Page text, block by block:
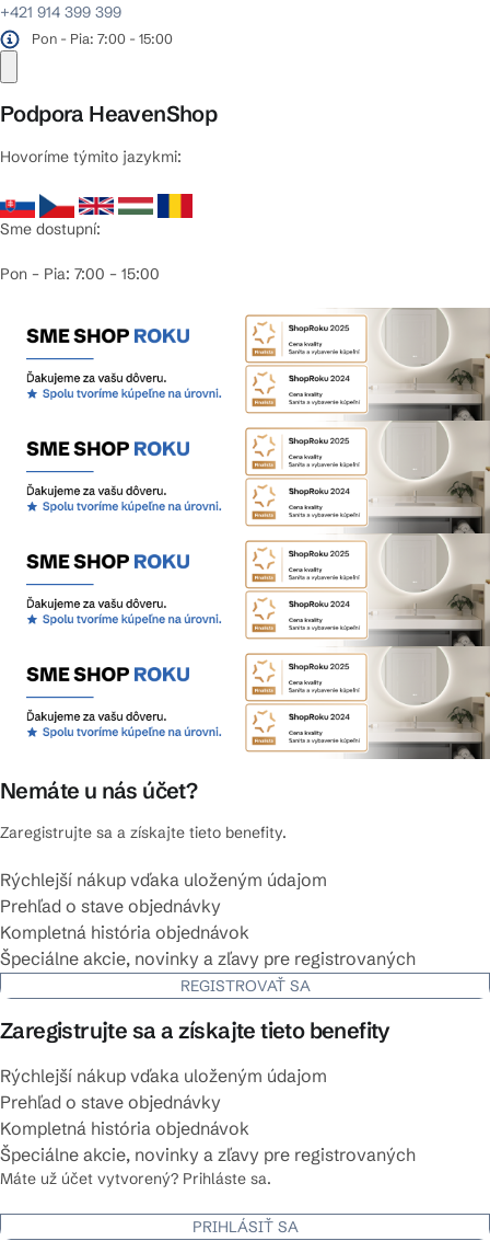
+421 914 399 399
Pon - Pia: 7:00 - 15:00
Podpora HeavenShop
Hovoríme týmito jazykmi:
Sme dostupní:
Pon – Pia: 7:00 – 15:00
Nemáte u nás účet?
Zaregistrujte sa a získajte tieto benefity.
Rýchlejší nákup vďaka uloženým údajom
Prehľad o stave objednávky
Kompletná história objednávok
Špeciálne akcie, novinky a zľavy pre registrovaných
REGISTROVAŤ SA
Zaregistrujte sa a získajte tieto benefity
Rýchlejší nákup vďaka uloženým údajom
Prehľad o stave objednávky
Kompletná história objednávok
Špeciálne akcie, novinky a zľavy pre registrovaných
Máte už účet vytvorený? Prihláste sa.
PRIHLÁSIŤ SA